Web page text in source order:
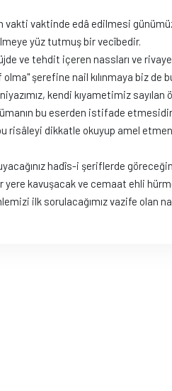
vakti vaktinde edâ edilmesi
yüz tutmuş bir vecîbedir.
ve tehdit içeren nassları ve
olma" şerefine nail kılınmaya biz de
kendi kıyametimiz
bu eserden istifade
risâleyi dikkatle okuyup amel
hadîs-i şeriflerde
yere kavuşacak ve cemaat ehli
ilk sorulacağımız vazife